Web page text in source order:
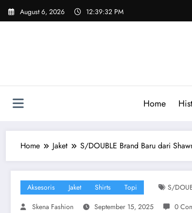
Skip
August 6, 2026 12:39:33 PM
Home
Home Jaket S/DOUBLE Brand Baru dari
Aksesoris Jaket Shirts Topi S/
Skena Fashion
September 15, 2025 0